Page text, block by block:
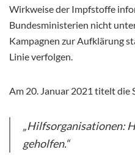
Wirkweise der Impfstoffe
Bundesministerien nicht
Kampagnen zur Aufklärung
Linie verfolgen.
Am 20. Januar 2021 titelt die
„Hilfsorganisationen:
geholfen.“